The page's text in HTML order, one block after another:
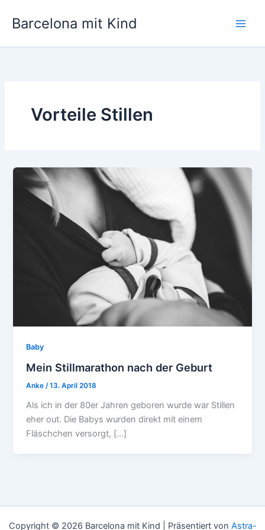
InhaltBarcelona mit Kind
Vorteile Stillen
Baby
Mein Stillmarathon nach der Geburt
Anke/13. April 2018
Als ich in der 80er Jahren geboren wurde war Stillen
eher out. Die Babys wurden direkt mit einem
Fläschchen versorgt, […]
Copyright © 2026 Barcelona mit Kind | Präsentiert von Astra-